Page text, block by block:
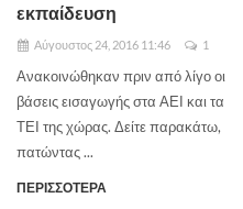
εκπαίδευση
Αύγουστος 24, 2016 11:46 1
Ανακοινώθηκαν πριν από λίγο οι
βάσεις εισαγωγής στα ΑΕΙ και τα
ΤΕΙ της χώρας. Δείτε παρακάτω,
πατώντας ...
ΠΕΡΙΣΣΟΤΕΡΑ